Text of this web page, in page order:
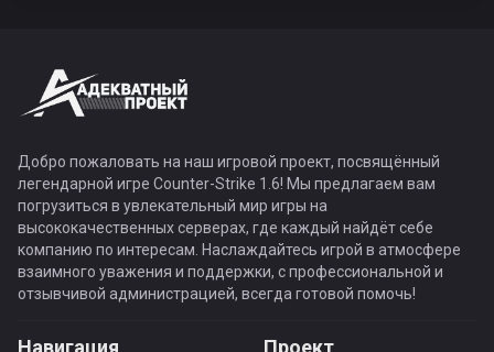
Добро пожаловать на наш игровой проект, посвящённый
легендарной игре Counter-Strike 1.6! Мы предлагаем вам
погрузиться в увлекательный мир игры на
высококачественных серверах, где каждый найдёт себе
компанию по интересам. Наслаждайтесь игрой в атмосфере
взаимного уважения и поддержки, с профессиональной и
отзывчивой администрацией, всегда готовой помочь!
Навигация Проект